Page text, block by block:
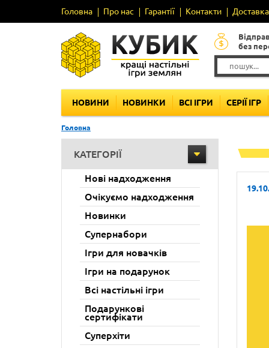
Головна Про нас Гарантії Контакти
без
НОВИНИ НОВИНКИ ВСІ ІГРИ СЕРІЇ ІГР
Головна
КАТЕГОРІЇ
Нові надходження
Очікуємо надходження
Новинки
Супернабори
Ігри для новачків
Ігри на подарунок
Всі настільні ігри
Подарункові
сертифікати
Суперхіти